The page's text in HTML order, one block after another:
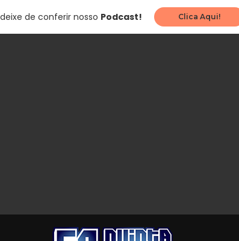
de conferir nosso Podcast! Clica Aqui!